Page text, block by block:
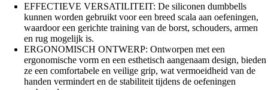
EFFECTIEVE VERSATILITEIT: De siliconen dumbbells
kunnen worden gebruikt voor een breed scala aan oefeningen,
waardoor een gerichte training van de borst, schouders, armen
en rug mogelijk is.
ERGONOMISCH ONTWERP: Ontworpen met een
ergonomische vorm en een esthetisch aangenaam design, bieden
ze een comfortabele en veilige grip, wat vermoeidheid van de
handen vermindert en de stabiliteit tijdens de oefeningen